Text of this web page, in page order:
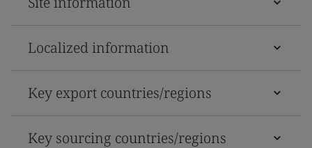
Localized information
Key export countries/regions
Key sourcing countries/regions